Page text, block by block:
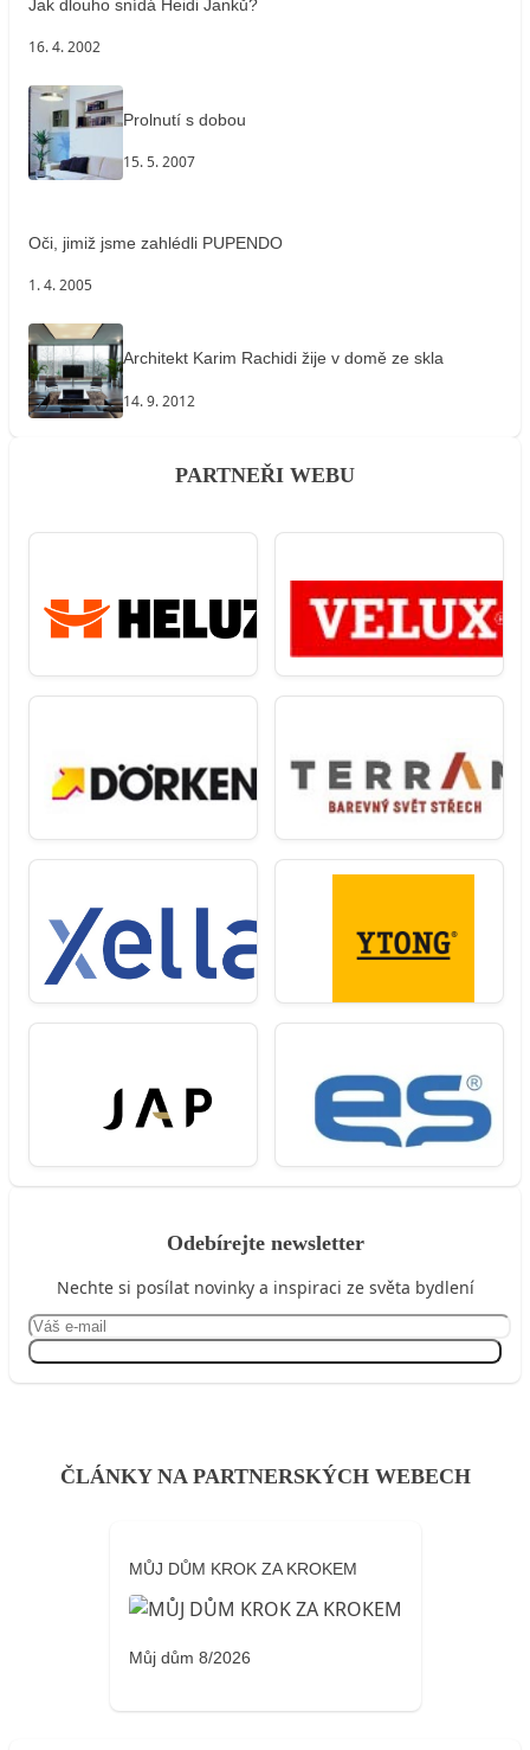
Jak dlouho snídá Heidi Janků?
16. 4. 2002
Prolnutí s dobou
15. 5. 2007
Oči, jimiž jsme zahlédli PUPENDO
1. 4. 2005
Architekt Karim Rachidi žije v domě ze skla
14. 9. 2012
PARTNEŘI WEBU
Odebírejte newsletter
Nechte si posílat novinky a inspiraci ze světa bydlení
ČLÁNKY NA PARTNERSKÝCH WEBECH
MŮJ DŮM KROK ZA KROKEM
Můj dům 8/2026